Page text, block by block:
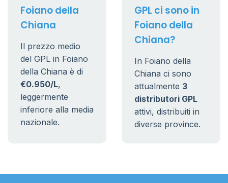
Foiano della
Chiana
Il prezzo medio
del GPL in Foiano
della Chiana è di
€0.950/L,
leggermente
inferiore alla media
nazionale.
GPL ci sono in
Foiano della
Chiana?
In Foiano della
Chiana ci sono
attualmente 3
distributori GPL
attivi, distribuiti in
diverse province.